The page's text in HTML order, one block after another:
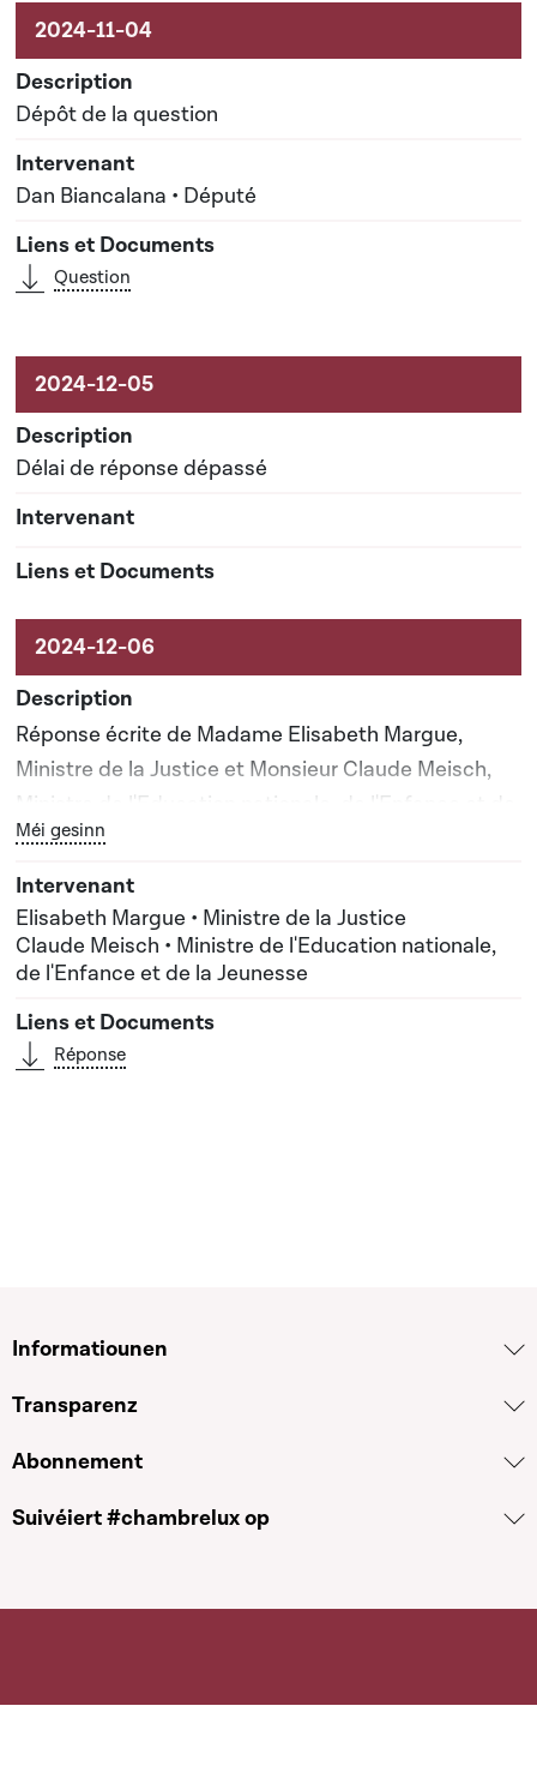
Aktivitéiten um Dossier
Dépôt de la question
Dan Biancalana • Député
Question
Délai de réponse dépassé
Réponse écrite de Madame Elisabeth Margue,
Ministre de la Justice et Monsieur Claude Meisch,
Ministre de l'Education nationale, de l'Enfance et de
la Jeunesse
Bouton graphique servant à afficher ou cacher tous les
Méi gesinn
Elisabeth Margue • Ministre de la Justice
Claude Meisch • Ministre de l'Education nationale,
de l'Enfance et de la Jeunesse
Réponse
Informatiounen
Transparenz
Abonnement
Suivéiert #chambrelux op